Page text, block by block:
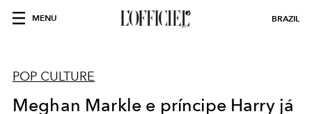
MENU BRAZIL
POP CULTURE
Meghan Markle e príncipe Harry já